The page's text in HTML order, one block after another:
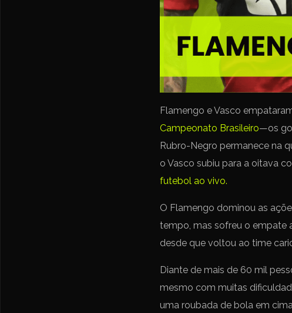
Flamengo e Vasco
Campeonato Brasileiro—os
Rubro-Negro permanece na
o Vasco subiu para a oitava
futebol ao vivo.
O Flamengo dominou as
tempo, mas sofreu o empate
desde que voltou ao time
Diante de mais de 60 mil
mesmo com muitas
uma roubada de bola em